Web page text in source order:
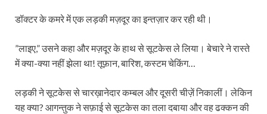
डॉक्टर के कमरे में एक लड़की मज़दूर का इन्तज़ार कर रही थी।
”लाइए,” उसने कहा और मज़दूर के हाथ से सूटकेस ले लिया। बेचारे ने रास्ते
में क्या-क्या नहीं झेला था! तूफ़ान, बारिश, कस्टम चेकिंग…
लड़की ने सूटकेस से चारख़ानेदार कम्बल और दूसरी चीज़ें निकालीं। लेकिन
यह क्या? आगन्तुक ने सफ़ाई से सूटकेस का तला दबाया और वह ढक्कन की